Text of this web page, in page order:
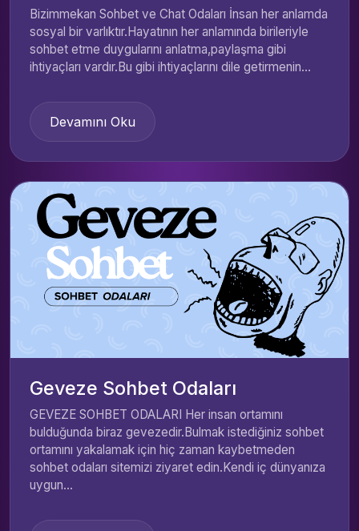
Bizimmekan Sohbet ve Chat Odaları İnsan her anlamda
sosyal bir varlıktır.Hayatının her anlamında birileriyle
sohbet etme duygularını anlatma,paylaşma gibi
ihtiyaçları vardır.Bu gibi ihtiyaçlarını dile getirmenin...
Devamını Oku
Geveze Sohbet Odaları
GEVEZE SOHBET ODALARI Her insan ortamını
bulduğunda biraz gevezedir.Bulmak istediğiniz sohbet
ortamını yakalamak için hiç zaman kaybetmeden
sohbet odaları sitemizi ziyaret edin.Kendi iç dünyanıza
uygun...